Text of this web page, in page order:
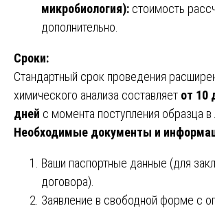
микробиология): стоимость
дополнительно.
Сроки:
Стандартный срок проведения
химического анализа составляет от 10
дней с момента поступления образца в
Необходимые документы и
Ваши паспортные данные (для
договора).
Заявление в свободной форме с